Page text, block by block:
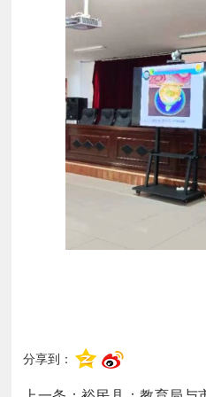
分享到：